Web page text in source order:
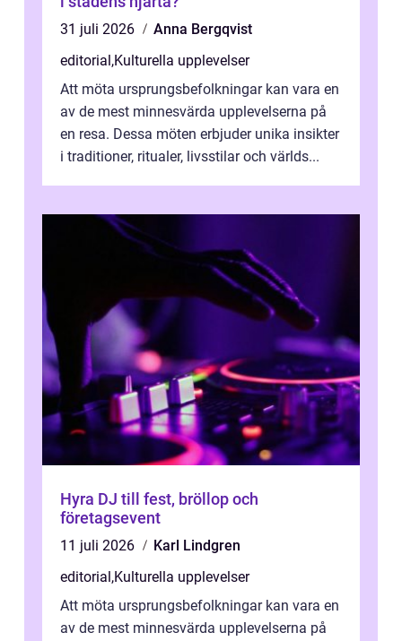
31 juli 2026
Anna Bergqvist
editorial,Kulturella upplevelser
Att möta ursprungsbefolkningar kan vara en
av de mest minnesvärda upplevelserna på
en resa. Dessa möten erbjuder unika insikter
i traditioner, ritualer, livsstilar och världs...
Hyra DJ till fest, bröllop och
företagsevent
11 juli 2026
Karl Lindgren
editorial,Kulturella upplevelser
Att möta ursprungsbefolkningar kan vara en
av de mest minnesvärda upplevelserna på